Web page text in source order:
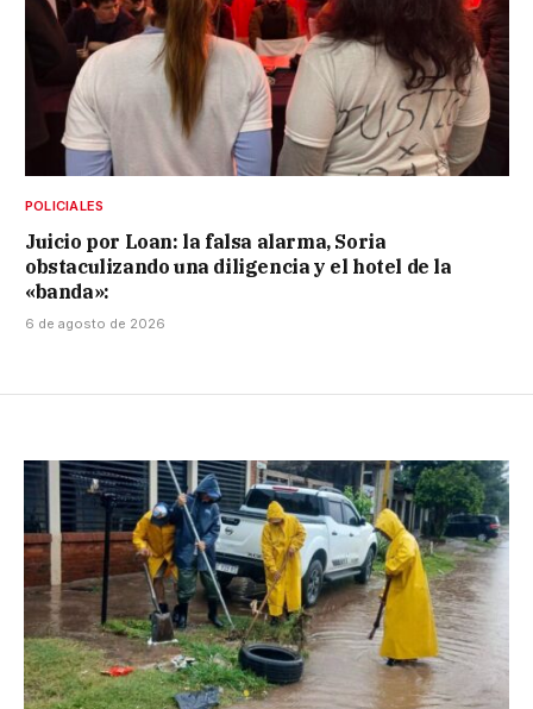
POLICIALES
Juicio por Loan: la falsa alarma, Soria
obstaculizando una diligencia y el hotel de la
«banda»:
6 de agosto de 2026